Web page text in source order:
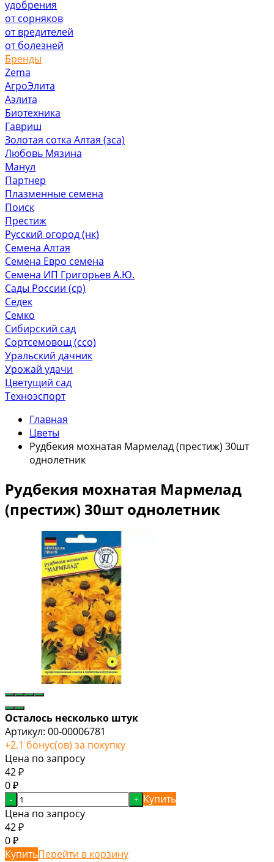
удобрения
от сорняков
от вредителей
от болезней
Бренды
Zema
АгроЭлита
Аэлита
Биотехника
Гавриш
Золотая сотка Алтая (зса)
Любовь Мязина
Манул
Партнер
Плазменные семена
Поиск
Престиж
Русский огород (нк)
Семена Алтая
Семена Евро семена
Семена ИП Григорьев А.Ю.
Сады России (ср)
Седек
Семко
Сибирский сад
Сортсемовощ (ссо)
Уральский дачник
Урожай удачи
Цветущий сад
Техноэспорт
Главная
Цветы
Рудбекия мохнатая Мармелад (престиж) 30шт
однолетник
Рудбекия мохнатая Мармелад
(престиж) 30шт однолетник
Осталось несколько штук
Артикул: 00-00006781
+2.1 бонус(ов) за покупку
Цена по запросу
42 ₽
0 ₽
- + Купить
Цена по запросу
42 ₽
0 ₽
КупитьПерейти в корзину